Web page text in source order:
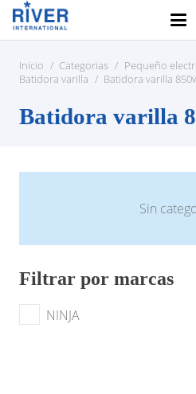
Inicio / Categorias / Pequeño
Batidora varilla / Batidora varilla
Batidora varilla
Sin
Filtrar por marcas
NINJA